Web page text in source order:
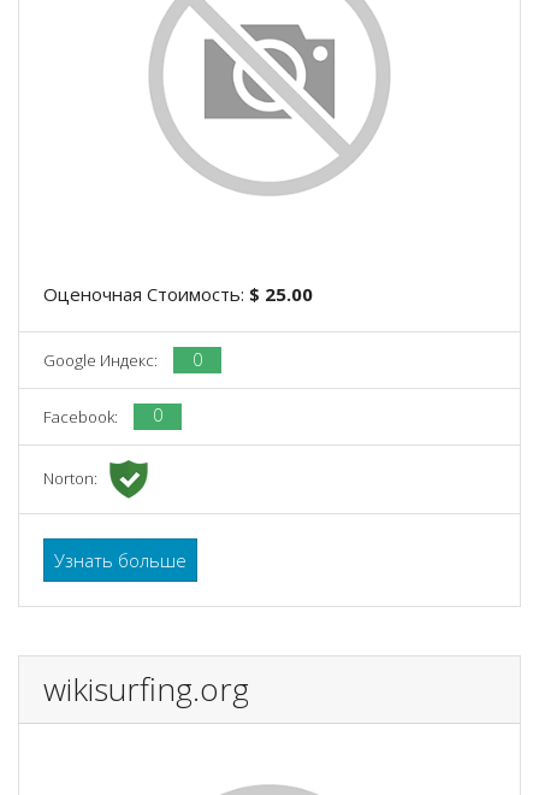
Оценочная Стоимость: $ 25.00
Google Индекс: 0
Facebook: 0
Norton:
Узнать больше
wikisurfing.org